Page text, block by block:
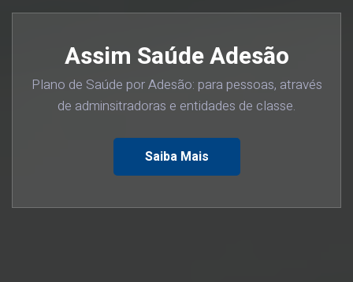
Assim Saúde Adesão
Plano de Saúde por Adesão: para pessoas, através
de adminsitradoras e entidades de classe.
Saiba Mais